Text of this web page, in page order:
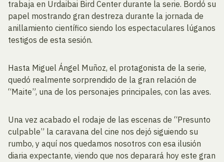
trabaja en Urdaibai Bird Center durante la serie. Bordó su
papel mostrando gran destreza durante la jornada de
anillamiento científico siendo los espectaculares lúganos
testigos de esta sesión.
Hasta Miguel Ángel Muñoz, el protagonista de la serie,
quedó realmente sorprendido de la gran relación de
“Maite”, una de los personajes principales, con las aves.
Una vez acabado el rodaje de las escenas de “Presunto
culpable” la caravana del cine nos dejó siguiendo su
rumbo, y aquí nos quedamos nosotros con esa ilusión
diaria expectante, viendo que nos deparará hoy este gran